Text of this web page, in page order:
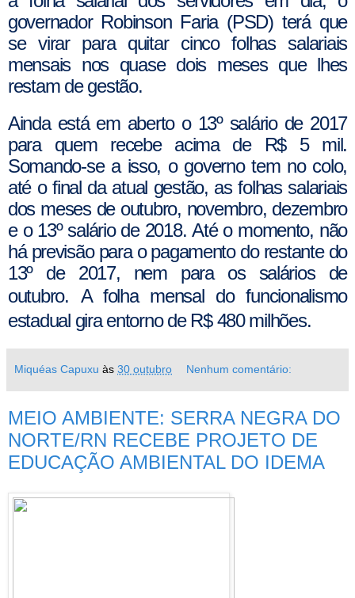
governador Robinson Faria (PSD) terá que
se virar para quitar cinco folhas salariais
mensais nos quase dois meses que lhes
restam de gestão.
Ainda está em aberto o 13º salário de 2017
para quem recebe acima de R$ 5 mil.
Somando-se a isso, o governo tem no colo,
até o final da atual gestão, as folhas salariais
dos meses de outubro, novembro, dezembro
e o 13º salário de 2018.Até o momento, não
há previsão para o pagamento do restante do
13º de 2017, nem para os salários de
outubro. A folha mensal do funcionalismo
estadual gira entorno de R$ 480 milhões.
Miquéas Capuxu às 30 outubro Nenhum comentário:
MEIO AMBIENTE: SERRA NEGRA DO
NORTE/RN RECEBE PROJETO DE
EDUCAÇÃO AMBIENTAL DO IDEMA